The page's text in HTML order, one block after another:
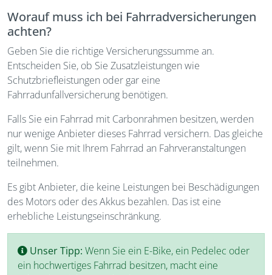
Worauf muss ich bei Fahrradversicherungen
achten?
Geben Sie die richtige Versicherungssumme an.
Entscheiden Sie, ob Sie Zusatzleistungen wie
Schutzbriefleistungen oder gar eine
Fahrradunfallversicherung benötigen.
Falls Sie ein Fahrrad mit Carbonrahmen besitzen, werden
nur wenige Anbieter dieses Fahrrad versichern. Das gleiche
gilt, wenn Sie mit Ihrem Fahrrad an Fahrveranstaltungen
teilnehmen.
Es gibt Anbieter, die keine Leistungen bei Beschädigungen
des Motors oder des Akkus bezahlen. Das ist eine
erhebliche Leistungseinschränkung.
Unser Tipp: Wenn Sie ein E-Bike, ein Pedelec oder
ein hochwertiges Fahrrad besitzen, macht eine